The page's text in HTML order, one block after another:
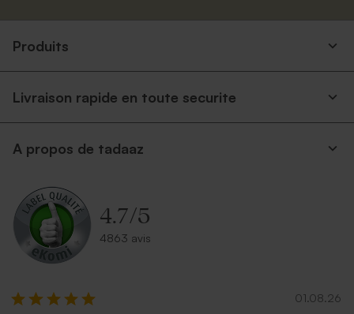
Produits
Livraison rapide en toute securite
A propos de tadaaz
4.7/5
4863 avis
01.08.26